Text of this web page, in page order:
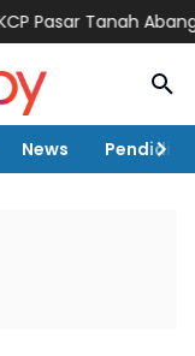
Abang Perkuat
News